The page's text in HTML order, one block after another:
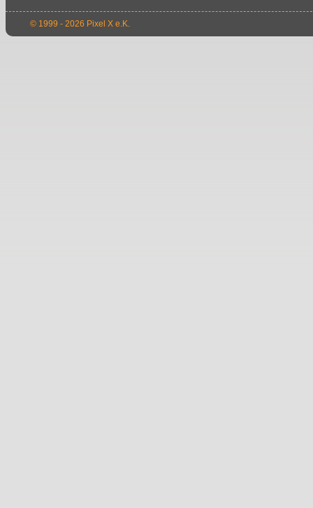
© 1999 - 2026 Pixel X e.K.